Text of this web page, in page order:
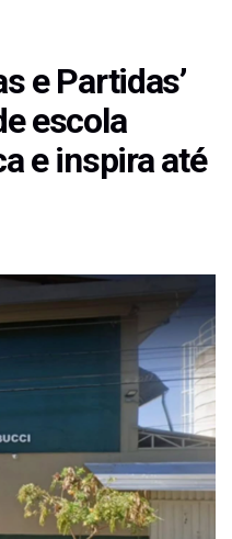
e Partidas’
escola
e inspira até